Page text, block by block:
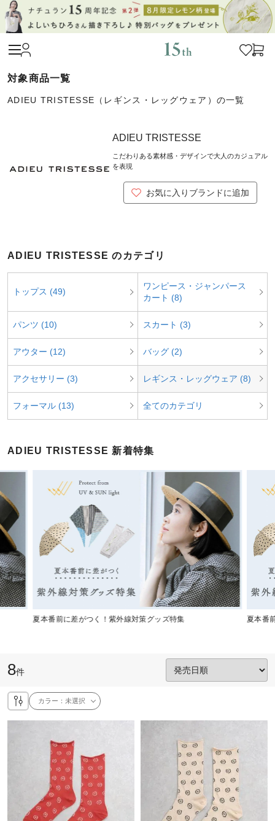
ADIEU TRISTESSE（レギンス・レッグウェア）の一覧
ADIEU TRISTESSE
こだわりある素材感・デザインで大人のカジュアル
を表現
お気に入りブランドに追加
ADIEU TRISTESSE のカテゴリ
トップス (49)
ワンピース・ジャンパース
カート (8)
パンツ (10) スカート (3)
アウター (12) バッグ (2)
アクセサリー (3) レギンス・レッグウェア (8)
フォーマル (13) 全てのカテゴリ
ADIEU TRISTESSE 新着特集
夏本番前に差がつく！紫外線対策グッズ特集 夏本番
8件
カラー：未選択